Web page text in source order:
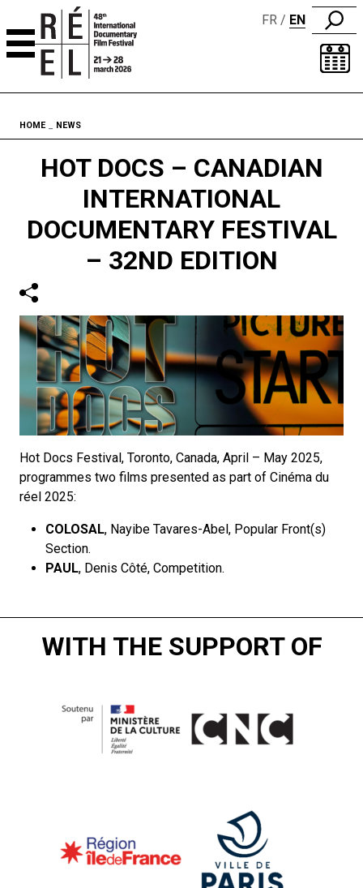
FR EN
Fil d'ariane
HOME NEWS
HOT DOCS – CANADIAN
INTERNATIONAL
DOCUMENTARY FESTIVAL
– 32ND EDITION
Hot Docs Festival, Toronto, Canada, April – May 2025,
programmes two films presented as part of Cinéma du
réel 2025:
COLOSAL, Nayibe Tavares-Abel, Popular Front(s)
Section.
PAUL, Denis Côté, Competition.
WITH THE SUPPORT OF